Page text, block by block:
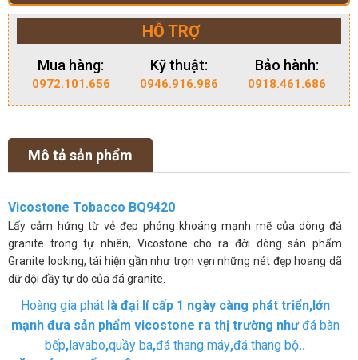
HỖ TRỢ
Mua hàng:
0972.101.656
Kỹ thuật:
0946.916.986
Bảo hành:
0918.461.686
Mô tả sản phẩm
Vicostone Tobacco BQ9420
Lấy cảm hứng từ vẻ đẹp phóng khoáng mạnh mẽ của dòng đá
granite trong tự nhiên, Vicostone cho ra đời dòng sản phẩm
Granite looking, tái hiện gần như trọn vẹn những nét đẹp hoang dã
dữ dội đầy tự do của đá granite.
Hoàng gia phátlà đại lí cấp 1 ngày càng phát triển,lớn
mạnh đưa sản phẩm vicostone ra thị trường nhưđá bàn
bếp,lavabo,quầy ba,đá thang máy,đá thang bộ..